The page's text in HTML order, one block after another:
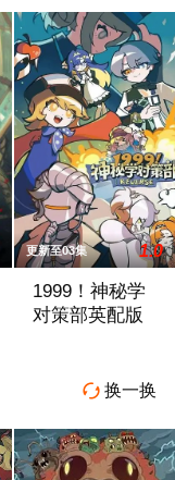
，奇奥无穷的时空妖
更新至03集 1.0
1999！神秘学
对策部英配版
 换一换